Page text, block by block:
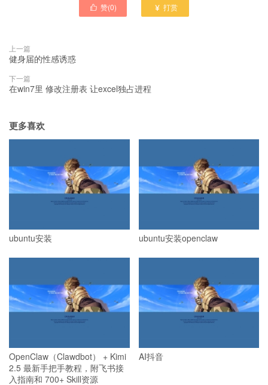
 赞(0)  打赏
上一篇
健身届的性感诱惑
下一篇
在win7里 修改注册表 让excel独占进程
更多喜欢
ubuntu安装 ubuntu安装openclaw
OpenClaw（Clawdbot） + Kimi
2.5 最新手把手教程，附飞书接
入指南和 700+ Skill资源
AI抖音